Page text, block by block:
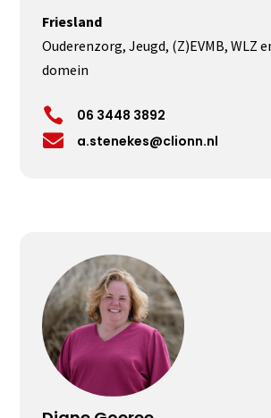
Friesland
Ouderenzorg, Jeugd, (Z)EVMB, WLZ
domein
 06 3448 3892
 a.stenekes@clionn.nl